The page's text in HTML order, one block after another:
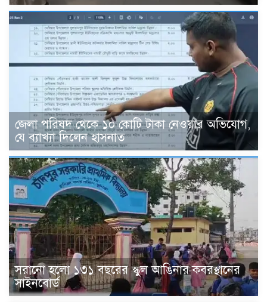
জেলা পরিষদ থেকে ১০ কোটি টাকা নেওয়ার অভিযোগ,
যে ব্যাখ্যা দিলেন হাসনাত
সরানো হলো ১৩১ বছরের স্কুল আঙিনার কবরস্থানের
সাইনবোর্ড